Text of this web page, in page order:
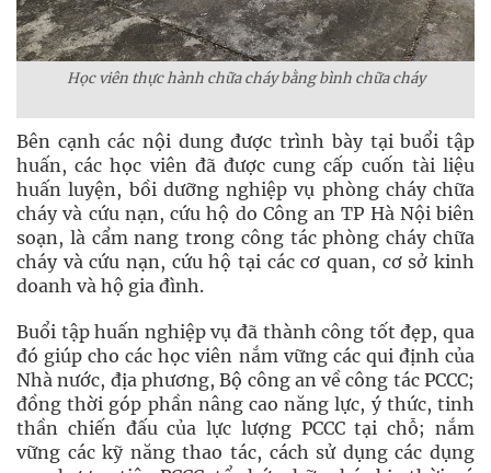
Học viên thực hành chữa cháy bằng bình chữa cháy
Bên cạnh các nội dung được trình bày tại buổi tập
huấn, các học viên đã được cung cấp cuốn tài liệu
huấn luyện, bồi dưỡng nghiệp vụ phòng cháy chữa
cháy và cứu nạn, cứu hộ do Công an TP Hà Nội biên
soạn, là cẩm nang trong công tác phòng cháy chữa
cháy và cứu nạn, cứu hộ tại các cơ quan, cơ sở kinh
doanh và hộ gia đình.
Buổi tập huấn nghiệp vụ đã thành công tốt đẹp, qua
đó giúp cho các học viên nắm vững các qui định của
Nhà nước, địa phương, Bộ công an về công tác PCCC;
đồng thời góp phần nâng cao năng lực, ý thức, tinh
thần chiến đấu của lực lượng PCCC tại chỗ; nắm
vững các kỹ năng thao tác, cách sử dụng các dụng